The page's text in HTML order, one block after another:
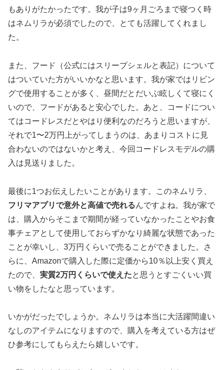
もありがたかったです。我が子は9ヶ月ごろまで寝つく時
はネムリラが必須でしたので、とても活躍してくれまし
た。
また、フード（公式にはスリープシェルと表記）について
はついていた方がいいかなと思います。我が家ではリビン
グで使用することが多く、昼間だとだいぶ眩しくて寝にく
いので、フードがあると安心でした。あと、コードについ
てはコードレスだとやはり便利なのだろうと思いますが、
それで1〜2万円上がってしまうのは、あまりコストに見
合わないのではないかと考え、今回コードレスモデルの購
入は見送りました。
最後に1つお伝えしたいことがあります。このネムリラ、
フリマアプリで意外と高値で売れるんですよね。我が家で
は、購入からそこまで期間が経っていなかったことやお食
事チェアとして使用しておらずかなり綺麗な状態であった
ことが幸いし、3万円くらいで売ることができました。さ
らに、Amazonで購入した際に定価から10％以上安く買え
たので、 実質2万円くらいで使えたと思うとすごくいい買
い物をしたなと思っています。
いかがだったでしょうか。ネムリラは本当に大活躍間違い
なしのアイテムになりますので、購入を考えている方はぜ
ひ参考にしてもらえたら嬉しいです。